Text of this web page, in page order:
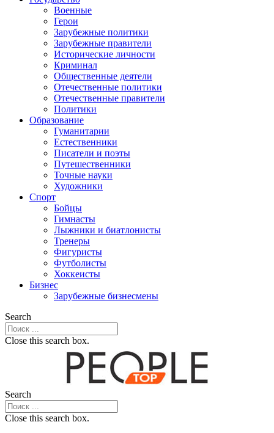
Военные
Герои
Зарубежные политики
Зарубежные правители
Исторические личности
Криминал
Общественные деятели
Отечественные политики
Отечественные правители
Политики
Образование
Гуманитарии
Естественники
Писатели и поэты
Путешественники
Точные науки
Художники
Спорт
Бойцы
Гимнасты
Лыжники и биатлонисты
Тренеры
Фигуристы
Футболисты
Хоккеисты
Бизнес
Зарубежные бизнесмены
Search
Close this search box.
Search
Close this search box.